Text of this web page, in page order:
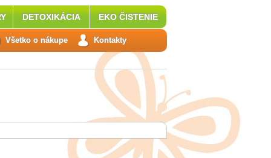
DETOXIKÁCIA EKO ČISTENIE
Všetko o nákupe Kontakty